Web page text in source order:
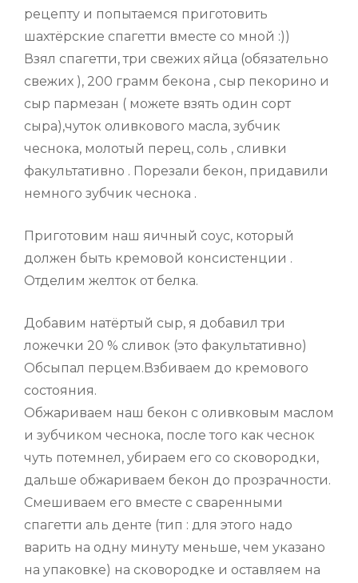
рецепту и попытаемся приготовить
шахтёрские спагетти вместе со мной :))
Взял спагетти, три свежих яйца (обязательно
свежих ), 200 грамм бекона , сыр пекорино и
сыр пармезан ( можете взять один сорт
сыра),чуток оливкового масла, зубчик
чеснока, молотый перец, соль , сливки
факультативно . Порезали бекон, придавили
немного зубчик чеснока .
Приготовим наш яичный соус, который
должен быть кремовой консистенции .
Отделим желток от белка.
Добавим натёртый сыр, я добавил три
ложечки 20 % сливок (это факультативно)
Обсыпал перцем.Взбиваем до кремового
состояния.
Обжариваем наш бекон с оливковым маслом
и зубчиком чеснока, после того как чеснок
чуть потемнел, убираем его со сковородки,
дальше обжариваем бекон до прозрачности.
Смешиваем его вместе с сваренными
спагетти аль денте (тип : для этого надо
варить на одну минуту меньше, чем указано
на упаковке) на сковородке и оставляем на